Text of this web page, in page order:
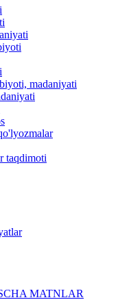
madaniyati
taqdimoti
MATNLAR